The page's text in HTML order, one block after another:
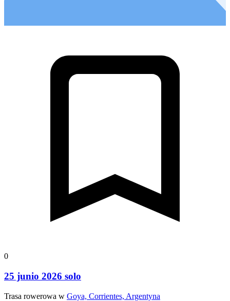
0
25 junio 2026 solo
Trasa rowerowa w Goya, Corrientes, Argentyna